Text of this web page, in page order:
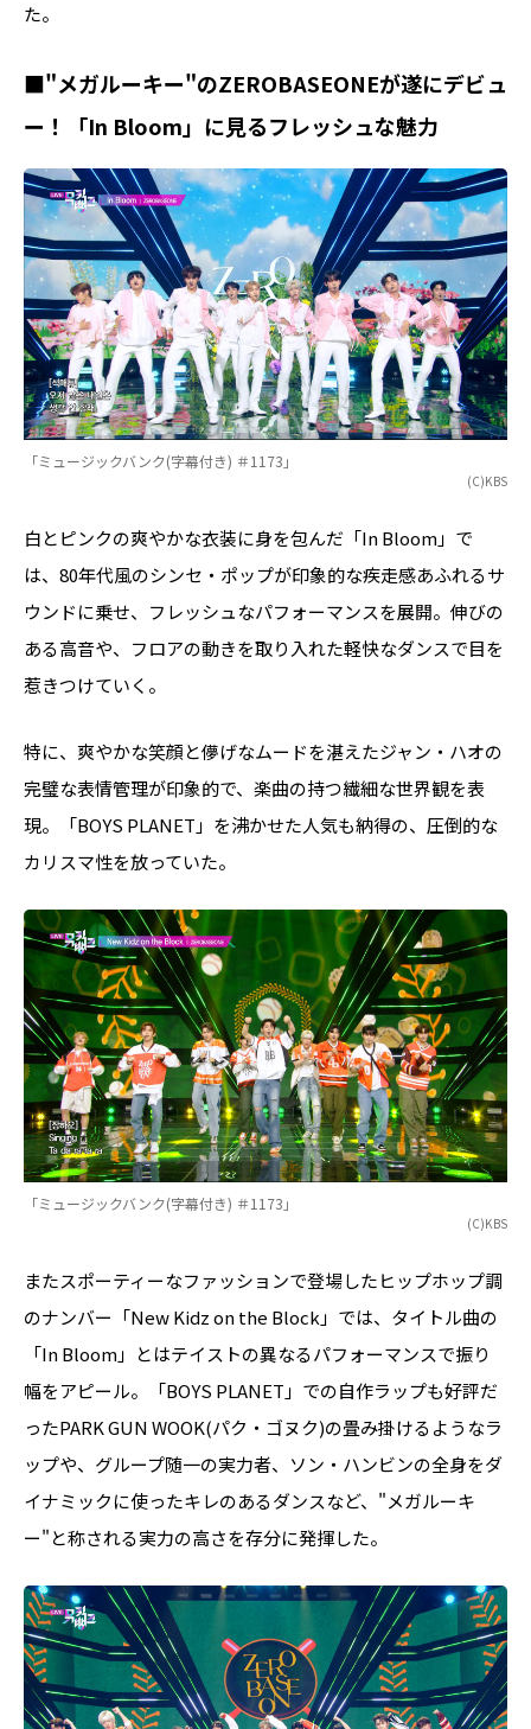
た。
■"メガルーキー"のZEROBASEONEが遂にデビュ
ー！「In Bloom」に見るフレッシュな魅力
「ミュージックバンク(字幕付き) ＃1173」
(C)KBS
白とピンクの爽やかな衣装に身を包んだ「In Bloom」で
は、80年代風のシンセ・ポップが印象的な疾走感あふれるサ
ウンドに乗せ、フレッシュなパフォーマンスを展開。伸びの
ある高音や、フロアの動きを取り入れた軽快なダンスで目を
惹きつけていく。
特に、爽やかな笑顔と儚げなムードを湛えたジャン・ハオの
完璧な表情管理が印象的で、楽曲の持つ繊細な世界観を表
現。「BOYS PLANET」を沸かせた人気も納得の、圧倒的な
カリスマ性を放っていた。
「ミュージックバンク(字幕付き) ＃1173」
(C)KBS
またスポーティーなファッションで登場したヒップホップ調
のナンバー「New Kidz on the Block」では、タイトル曲の
「In Bloom」とはテイストの異なるパフォーマンスで振り
幅をアピール。「BOYS PLANET」での自作ラップも好評だ
ったPARK GUN WOOK(パク・ゴヌク)の畳み掛けるようなラ
ップや、グループ随一の実力者、ソン・ハンビンの全身をダ
イナミックに使ったキレのあるダンスなど、"メガルーキ
ー"と称される実力の高さを存分に発揮した。